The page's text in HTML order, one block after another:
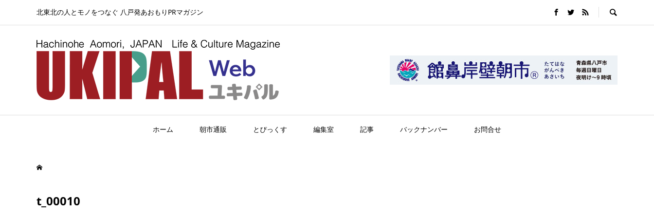
北東北の人とモノをつなぐ 八戸発あおもりPRマガジン
ホーム 朝市通販 とぴっくす 編集室 記事 バックナンバー お問合せ
t_00010